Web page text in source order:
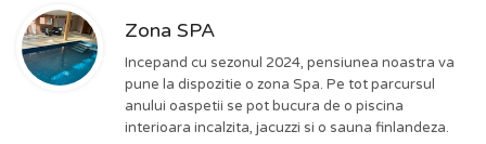
Zona SPA
Incepand cu sezonul 2024, pensiunea noastra va
pune la dispozitie o zona Spa. Pe tot parcursul
anului oaspetii se pot bucura de o piscina
interioara incalzita, jacuzzi si o sauna finlandeza.